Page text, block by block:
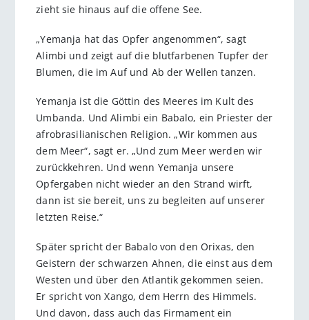
zieht sie hinaus auf die offene See.
„Yemanja hat das Opfer angenommen“, sagt
Alimbi und zeigt auf die blutfarbenen Tupfer der
Blumen, die im Auf und Ab der Wellen tanzen.
Yemanja ist die Göttin des Meeres im Kult des
Umbanda. Und Alimbi ein Babalo, ein Priester der
afrobrasilianischen Religion. „Wir kommen aus
dem Meer“, sagt er. „Und zum Meer werden wir
zurückkehren. Und wenn Yemanja unsere
Opfergaben nicht wieder an den Strand wirft,
dann ist sie bereit, uns zu begleiten auf unserer
letzten Reise.“
Später spricht der Babalo von den Orixas, den
Geistern der schwarzen Ahnen, die einst aus dem
Westen und über den Atlantik gekommen seien.
Er spricht von Xango, dem Herrn des Himmels.
Und davon, dass auch das Firmament ein